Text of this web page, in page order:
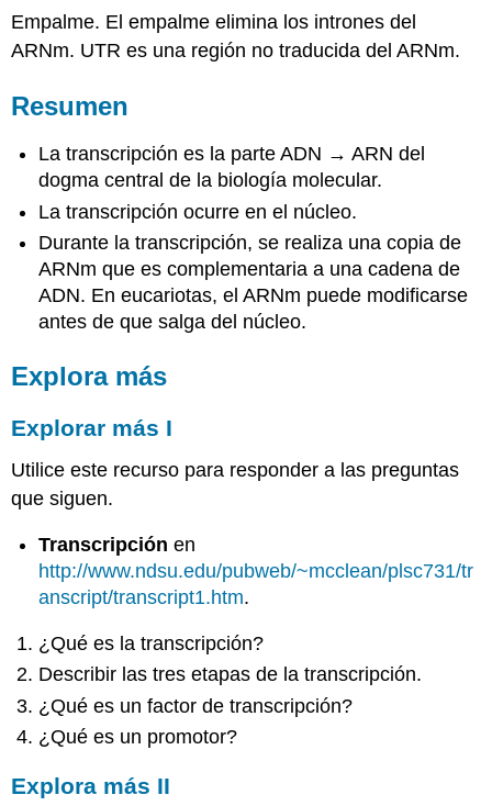
Empalme. El empalme elimina los intrones del
ARNm. UTR es una región no traducida del ARNm.
Resumen
La transcripción es la parte ADN → ARN del
dogma central de la biología molecular.
La transcripción ocurre en el núcleo.
Durante la transcripción, se realiza una copia de
ARNm que es complementaria a una cadena de
ADN. En eucariotas, el ARNm puede modificarse
antes de que salga del núcleo.
Explora más
Explorar más I
Utilice este recurso para responder a las preguntas
que siguen.
Transcripción en
http://www.ndsu.edu/pubweb/~mcclean/plsc731/tr
anscript/transcript1.htm.
¿Qué es la transcripción?
Describir las tres etapas de la transcripción.
¿Qué es un factor de transcripción?
¿Qué es un promotor?
Explora más II